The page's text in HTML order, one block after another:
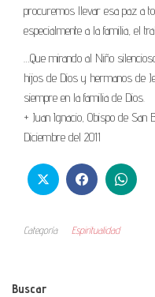
procuremos llevar esa paz a
especialmente a la familia, el
…Que mirando al Niño
hijos de Dios y hermanos de
siempre en la familia de Dios.
+ Juan Ignacio, Obispo de San
Diciembre del 2011
Categoría Espiritualidad
Buscar